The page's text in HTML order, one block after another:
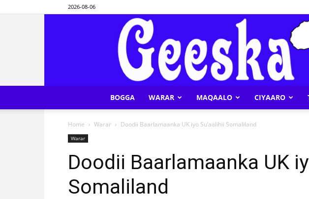
2026-08-06
BOGGA WARAR MAQAALO CIYAARO
Home Warar Doodii Baarlamaanka UK iyo Su’aalihii Somaliland
Warar
Doodii Baarlamaanka UK
Somaliland